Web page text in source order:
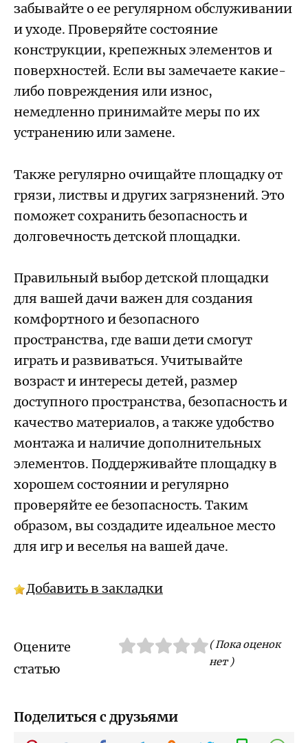
забывайте о ее регулярном обслуживании
и уходе. Проверяйте состояние
конструкции, крепежных элементов и
поверхностей. Если вы замечаете какие-
либо повреждения или износ,
немедленно принимайте меры по их
устранению или замене.
Также регулярно очищайте площадку от
грязи, листвы и других загрязнений. Это
поможет сохранить безопасность и
долговечность детской площадки.
Правильный выбор детской площадки
для вашей дачи важен для создания
комфортного и безопасного
пространства, где ваши дети смогут
играть и развиваться. Учитывайте
возраст и интересы детей, размер
доступного пространства, безопасность и
качество материалов, а также удобство
монтажа и наличие дополнительных
элементов. Поддерживайте площадку в
хорошем состоянии и регулярно
проверяйте ее безопасность. Таким
образом, вы создадите идеальное место
для игр и веселья на вашей даче.
Добавить в закладки
Оцените
статью
( Пока оценок
нет )
Поделиться с друзьями